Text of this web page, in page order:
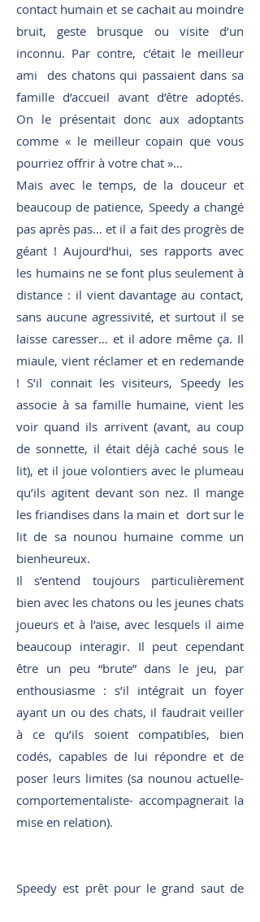
contact humain et se cachait au moindre
bruit, geste brusque ou visite d’un
inconnu. Par contre, c’était le meilleur
ami des chatons qui passaient dans sa
famille d’accueil avant d’être adoptés.
On le présentait donc aux adoptants
comme « le meilleur copain que vous
pourriez offrir à votre chat »…
Mais avec le temps, de la douceur et
beaucoup de patience, Speedy a changé
pas après pas… et il a fait des progrès de
géant ! Aujourd’hui, ses rapports avec
les humains ne se font plus seulement à
distance : il vient davantage au contact,
sans aucune agressivité, et surtout il se
laisse caresser… et il adore même ça. Il
miaule, vient réclamer et en redemande
! S’il connait les visiteurs, Speedy les
associe à sa famille humaine, vient les
voir quand ils arrivent (avant, au coup
de sonnette, il était déjà caché sous le
lit), et il joue volontiers avec le plumeau
qu’ils agitent devant son nez. Il mange
les friandises dans la main et dort sur le
lit de sa nounou humaine comme un
bienheureux.
Il s’entend toujours particulièrement
bien avec les chatons ou les jeunes chats
joueurs et à l’aise, avec lesquels il aime
beaucoup interagir. Il peut cependant
être un peu “brute” dans le jeu, par
enthousiasme : s’il intégrait un foyer
ayant un ou des chats, il faudrait veiller
à ce qu’ils soient compatibles, bien
codés, capables de lui répondre et de
poser leurs limites (sa nounou actuelle-
comportementaliste- accompagnerait la
mise en relation).
Speedy est prêt pour le grand saut de